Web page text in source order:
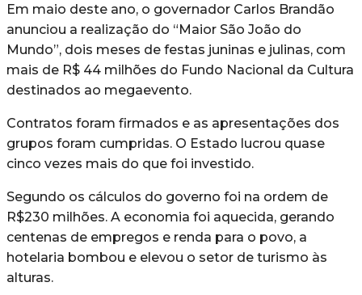
Em maio deste ano, o governador Carlos Brandão
anunciou a realização do “Maior São João do
Mundo”, dois meses de festas juninas e julinas, com
mais de R$ 44 milhões do Fundo Nacional da Cultura
destinados ao megaevento.
Contratos foram firmados e as apresentações dos
grupos foram cumpridas. O Estado lucrou quase
cinco vezes mais do que foi investido.
Segundo os cálculos do governo foi na ordem de
R$230 milhões. A economia foi aquecida, gerando
centenas de empregos e renda para o povo, a
hotelaria bombou e elevou o setor de turismo às
alturas.